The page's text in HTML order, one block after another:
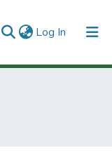
Log In (current)